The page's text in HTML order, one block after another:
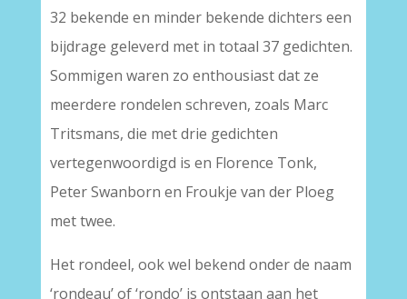
32 bekende en minder bekende dichters een
bijdrage geleverd met in totaal 37 gedichten.
Sommigen waren zo enthousiast dat ze
meerdere rondelen schreven, zoals Marc
Tritsmans, die met drie gedichten
vertegenwoordigd is en Florence Tonk,
Peter Swanborn en Froukje van der Ploeg
met twee.
Het rondeel, ook wel bekend onder de naam
‘rondeau’ of ‘rondo’ is ontstaan aan het